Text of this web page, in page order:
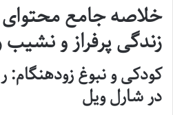
خلاصه جامع محتوای
زندگی پرفراز و نشیب
کودکی و نبوغ
در شارل ویل